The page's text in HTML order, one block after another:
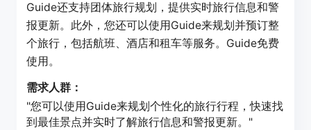
Guide还支持团体旅行规划，提供实时旅行信息和警
报更新。此外，您还可以使用Guide来规划并预订整
个旅行，包括航班、酒店和租车等服务。Guide免费
使用。
需求人群：
"您可以使用Guide来规划个性化的旅行行程，快速找
到最佳景点并实时了解旅行信息和警报更新。"